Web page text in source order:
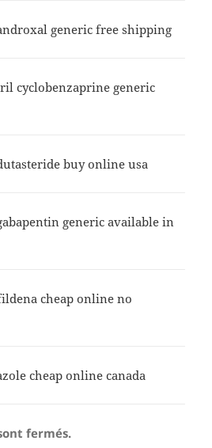
generic free shipping
cyclobenzaprine generic
buy online usa
generic available in
cheap online no
cheap online canada
fermés.